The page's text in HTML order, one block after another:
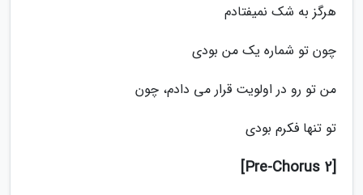
هرگز به شک نمیفتادم
چون تو شماره یک من بودی
من تو رو در اولویت قرار می دادم، چون
تو تنها فکرم بودی
[Pre-Chorus 2]